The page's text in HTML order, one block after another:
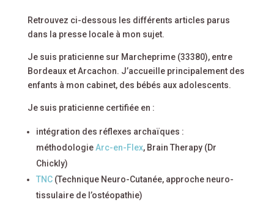
Retrouvez ci-dessous les différents articles parus
dans la presse locale à mon sujet.
Je suis praticienne sur Marcheprime (33380), entre
Bordeaux et Arcachon. J’accueille principalement des
enfants à mon cabinet, des bébés aux adolescents.
Je suis praticienne certifiée en :
intégration des réflexes archaïques :
méthodologieArc-en-Flex, Brain Therapy (Dr
Chickly)
TNC(Technique Neuro-Cutanée, approche neuro-
tissulaire de l’ostéopathie)